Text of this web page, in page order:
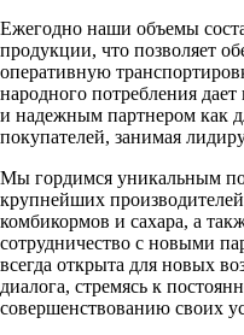
Ежегодно наши объемы
продукции, что позволяет
оперативную
народного потребления
и надежным партнером как
покупателей, занимая
Мы гордимся уникальным
крупнейших
комбикормов и сахара, а
сотрудничество с новыми
всегда открыта для новых
диалога, стремясь к
совершенствованию своих